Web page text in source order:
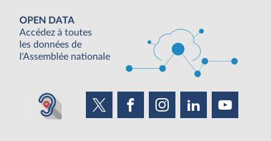
OPEN DATA
Accédez à toutes
les données de
l'Assemblée nationale